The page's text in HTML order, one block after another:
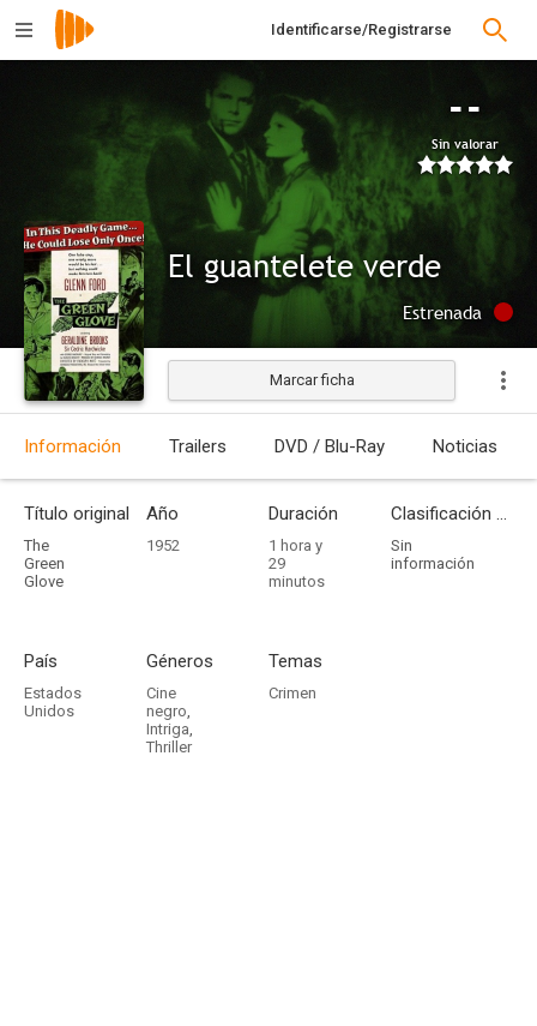
Identificarse/Registrarse
--
Sin valorar
El guantelete verde
Estrenada
Marcar ficha
Información Trailers DVD / Blu-Ray Noticias
Título original
The
Green
Glove
Año
1952
Duración
1 hora y
29
minutos
Clasificación por edades
Sin
información
País
Estados
Unidos
Géneros
Cine
negro,
Intriga,
Thriller
Temas
Crimen